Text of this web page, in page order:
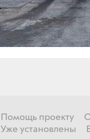
Помощь проекту
Уже установлены